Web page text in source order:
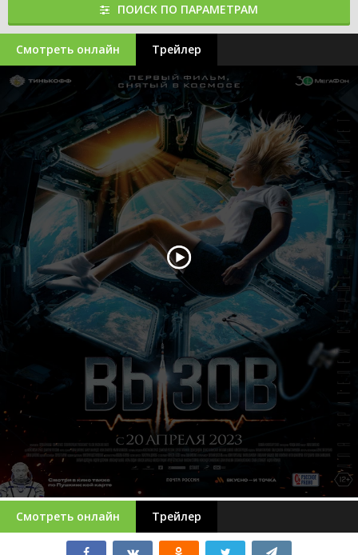
ПОИСК ПО ПАРАМЕТРАМ
Смотреть онлайн Трейлер
Смотреть онлайн Трейлер